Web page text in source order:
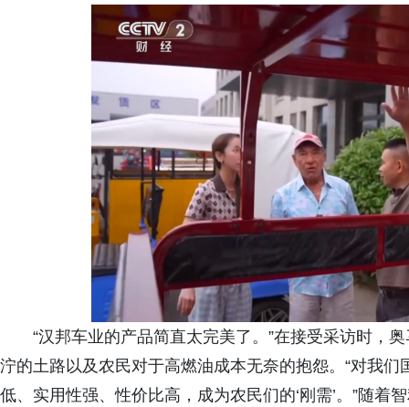
“汉邦车业的产品简直太完美了。”在接受采访时，
泞的土路以及农民对于高燃油成本无奈的抱怨。“对我
低、实用性强、性价比高，成为农民们的‘刚需’。”随着